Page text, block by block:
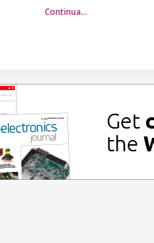
Continua…